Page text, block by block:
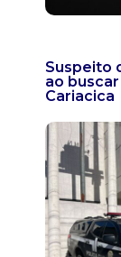
Suspeito
ao
Cariacica